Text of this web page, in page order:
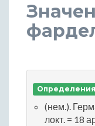
(нем.).
локт. = 18